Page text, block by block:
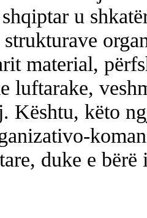
u
material,
luftarake,
Kështu, këto
duke e